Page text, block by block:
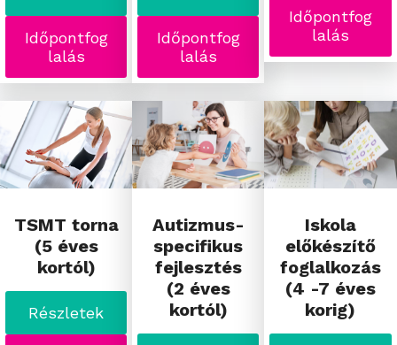
Időpontfog
lalás
Időpontfog
lalás
Időpontfog
lalás
TSMT torna
(5 éves
kortól)
Részletek
Autizmus-
specifikus
fejlesztés
(2 éves
kortól)
Iskola
előkészítő
foglalkozás
(4 -7 éves
korig)